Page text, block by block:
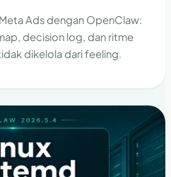
Ads dengan OpenClaw:
decision log, dan ritme
dikelola dari feeling.